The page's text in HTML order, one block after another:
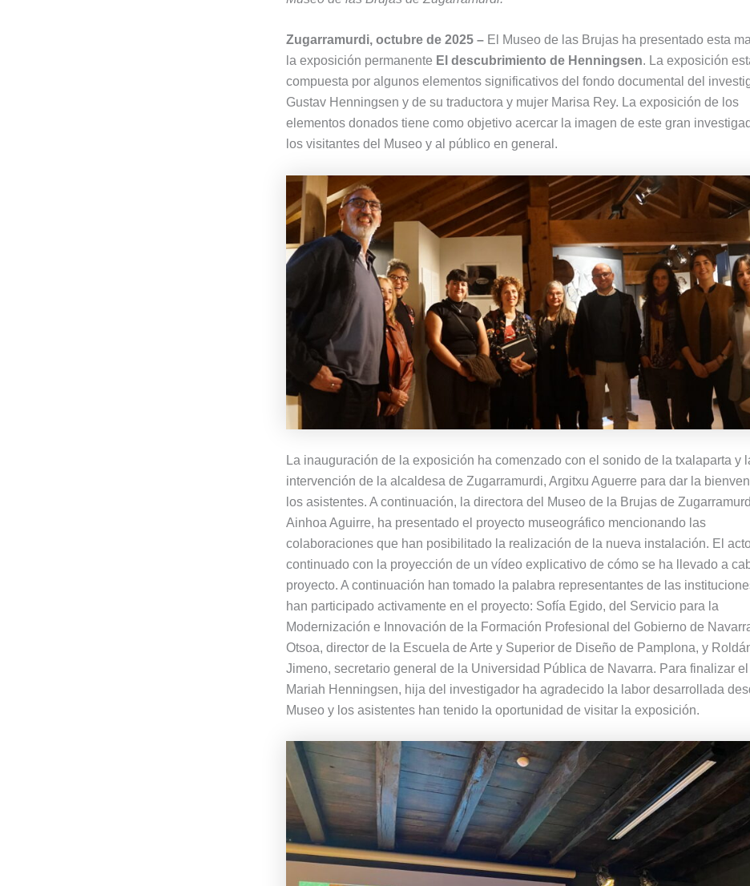
Zugarramurdi, octubre de 2025 – El Museo de las Brujas ha presentado esta
la exposición permanente El descubrimiento de Henningsen. La exposición
compuesta por algunos elementos significativos del fondo documental del
Gustav Henningsen y de su traductora y mujer Marisa Rey. La exposición de los
elementos donados tiene como objetivo acercar la imagen de este gran
los visitantes del Museo y al público en general.
La inauguración de la exposición ha comenzado con el sonido de la txalaparta y
intervención de la alcaldesa de Zugarramurdi, Argitxu Aguerre para dar la
los asistentes. A continuación, la directora del Museo de la Brujas de
Ainhoa Aguirre, ha presentado el proyecto museográfico mencionando las
colaboraciones que han posibilitado la realización de la nueva instalación. El
continuado con la proyección de un vídeo explicativo de cómo se ha llevado a
proyecto. A continuación han tomado la palabra representantes de las
han participado activamente en el proyecto: Sofía Egido, del Servicio para la
Modernización e Innovación de la Formación Profesional del Gobierno de
Otsoa, director de la Escuela de Arte y Superior de Diseño de Pamplona, y
Jimeno, secretario general de la Universidad Pública de Navarra. Para finalizar el
Mariah Henningsen, hija del investigador ha agradecido la labor desarrollada
Museo y los asistentes han tenido la oportunidad de visitar la exposición.